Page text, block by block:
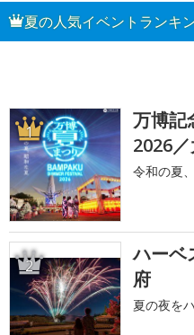
夏の人気イベントランキ
1
万博記
2026
令和の夏
2
ハーベ
府
夏の夜を